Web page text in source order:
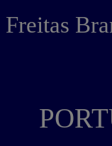
Freitas